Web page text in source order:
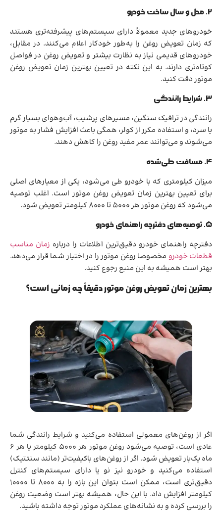
۲. مدل و سال ساخت خودرو
خودروهای جدید معمولاً دارای سیستم‌های پیشرفته‌تری هستند
که زمان تعویض روغن را به‌طور خودکار اعلام می‌کنند. در مقابل،
خودروهای قدیمی نیاز به نظارت بیشتر و تعویض روغن در فواصل
کوتاه‌تری دارند. به این نکته در تعیین بهترین زمان تعویض روغن
موتور دقت کنید.
۳. شرایط رانندگی
رانندگی در ترافیک سنگین، مسیرهای پرشیب، آب‌وهوای بسیار گرم
یا سرد، و استفاده مکرر از کولر، همگی باعث افزایش فشار به موتور
می‌شوند و می‌توانند عمر مفید روغن را کاهش دهند.
۴. مسافت طی‌شده
میزان کیلومتری که با خودرو طی می‌شود، یکی از معیارهای اصلی
برای تعیین بهترین زمان تعویض روغن موتور است. اغلب توصیه
می‌شود که روغن موتور هر ۵۰۰۰ تا ۸۰۰۰ کیلومتر تعویض شود.
۵. توصیه‌های دفترچه راهنمای خودرو
دفترچه راهنمای خودرو دقیق‌ترین اطلاعات را درباره زمان مناسب
قطعات خودرو مخصوصا روغن موتور را در اختیار شما قرار می‌دهد.
بهتر است همیشه به این منبع رجوع کنید.
بهترین زمان تعویض روغن موتور دقیقاً چه زمانی است؟
اگر از روغن‌های معمولی استفاده می‌کنید و شرایط رانندگی شما
عادی است، توصیه می‌شود روغن موتور هر ۵۰۰۰ کیلومتر یا هر ۶
ماه یک‌بار تعویض شود. اگر از روغن‌های باکیفیت‌تر (مانند سنتتیک)
استفاده می‌کنید و خودرو نیز نو یا دارای سیستم‌های کنترل
دقیق‌تری است، ممکن است بتوان این بازه را به ۸۰۰۰ تا ۱۰۰۰۰
کیلومتر افزایش داد. با این حال، همیشه بهتر است وضعیت روغن
را بررسی کرده و به نشانه‌های عملکرد موتور توجه داشته باشید.